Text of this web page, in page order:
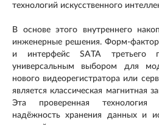
технологий искусственного
В основе этого внутреннего
инженерные решения. Форм-
и интерфейс SATA третьего
универсальным выбором для
нового видеорегистратора или
является классическая магнитная
Эта проверенная технология
надёжность хранения данных и